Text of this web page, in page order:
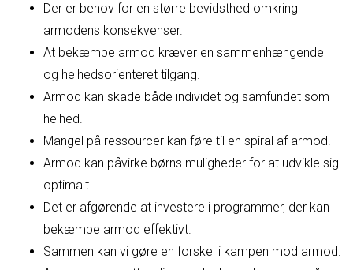
Der er behov for en større bevidsthed omkring
armodens konsekvenser.
At bekæmpe armod kræver en sammenhængende
og helhedsorienteret tilgang.
Armod kan skade både individet og samfundet som
helhed.
Mangel på ressourcer kan føre til en spiral af armod.
Armod kan påvirke børns muligheder for at udvikle sig
optimalt.
Det er afgørende at investere i programmer, der kan
bekæmpe armod effektivt.
Sammen kan vi gøre en forskel i kampen mod armod.